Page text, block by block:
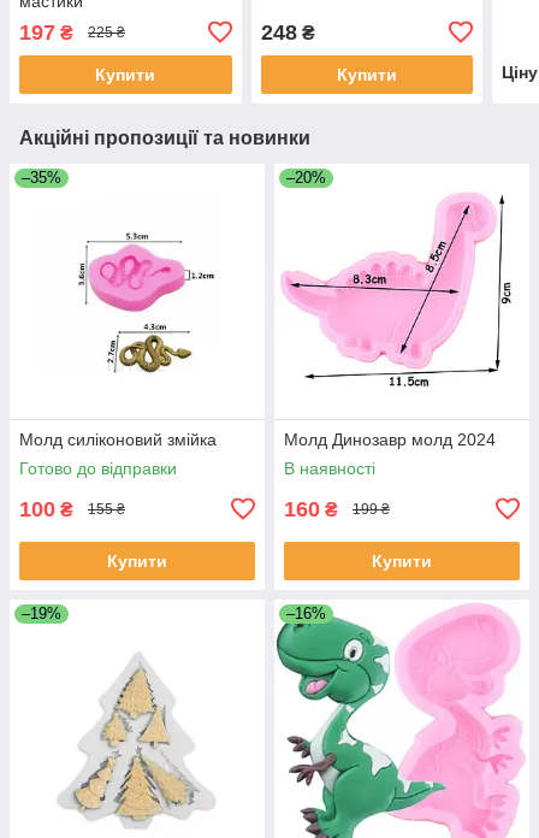
197 ₴ 225 ₴
Купити
248₴
Купити
Акційні пропозиції та новинки
–35%
Молд силіконовий змійка
Готово до відправки
100 ₴ 155 ₴
Купити
–20%
Молд Динозавр молд 2024
В наявності
160 ₴ 199 ₴
Купити
–19% –16%